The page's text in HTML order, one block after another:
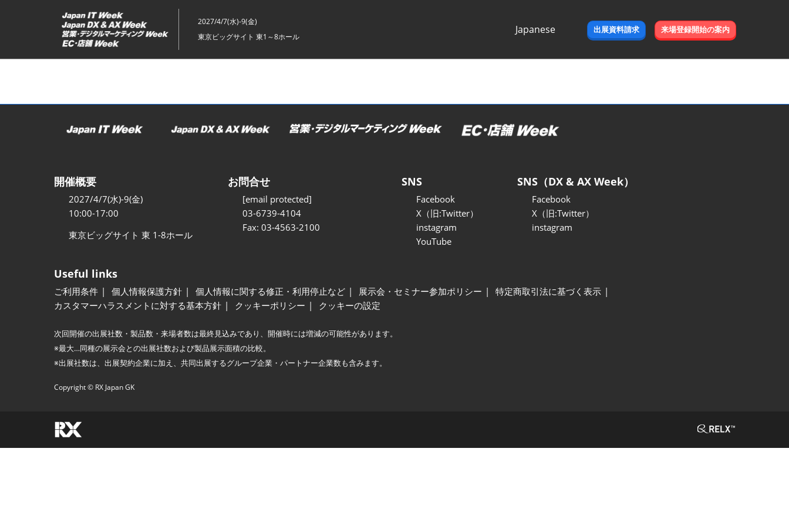
ッ
2027/4/7(水)-9(金)
東京ビッグサイト 東1～8ホール
Japanese
出展資料請求 来場登録開始の案内
開催概要
2027/4/7(水)-9(金)
10:00-17:00
東京ビッグサイト 東 1-8ホール
お問合せ
[email protected]
03-6739-4104
Fax: 03-4563-2100
SNS
Facebook
X（旧:Twitter）
instagram
YouTube
SNS（DX & AX Week）
Facebook
X（旧:Twitter）
instagram
Useful links
ご利用条件 個人情報保護方針 個人情報に関する修正・利用停止など 展示会・セミナー参加ポリシー
特定商取引法に基づく表示
カスタマーハラスメントに対する基本方針
クッキーポリシー クッキーの設定
次回開催の出展社数・製品数・来場者数は最終見込みであり、開催時には増減の可能性があります。
※最大…同種の展示会との出展社数および製品展示面積の比較。
※出展社数は、出展契約企業に加え、共同出展するグループ企業・パートナー企業数も含みます。
Copyright © RX Japan GK